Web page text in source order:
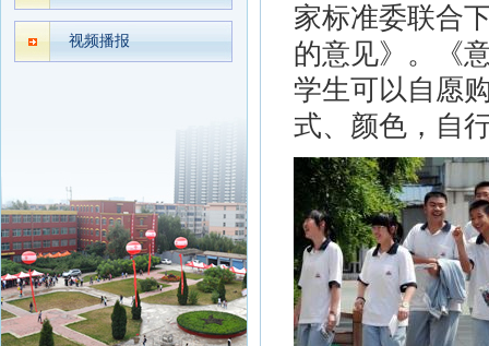
视频播报
家标准委联合
的意见》。《
学生可以自愿
式、颜色，自